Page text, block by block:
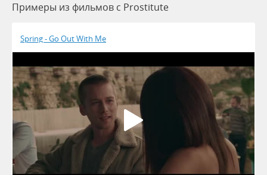
Примеры из фильмов c Prostitute
Spring - Go Out With Me